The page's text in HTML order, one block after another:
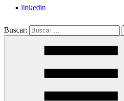
linkedin
Buscar: